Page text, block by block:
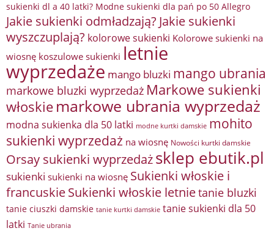
sukienki dl a 40 latki? Modne sukienki dla pań po 50 Allegro
Jakie sukienki odmładzają? Jakie sukienki
wyszczuplają? kolorowe sukienki Kolorowe sukienki na
wiosnę koszulowe sukienki letnie
wyprzedaże mango bluzki mango ubrania
markowe bluzki wyprzedaż Markowe sukienki
włoskie markowe ubrania wyprzedaż
modna sukienka dla 50 latki modne kurtki damskie mohito
sukienki wyprzedaż na wiosnę Nowości kurtki damskie
Orsay sukienki wyprzedażsklep ebutik.pl
sukienki sukienki na wiosnę Sukienki włoskie i
francuskieSukienki włoskie letnietanie bluzki
tanie ciuszki damskie tanie kurtki damskie tanie sukienki dla 50
latki Tanie ubrania